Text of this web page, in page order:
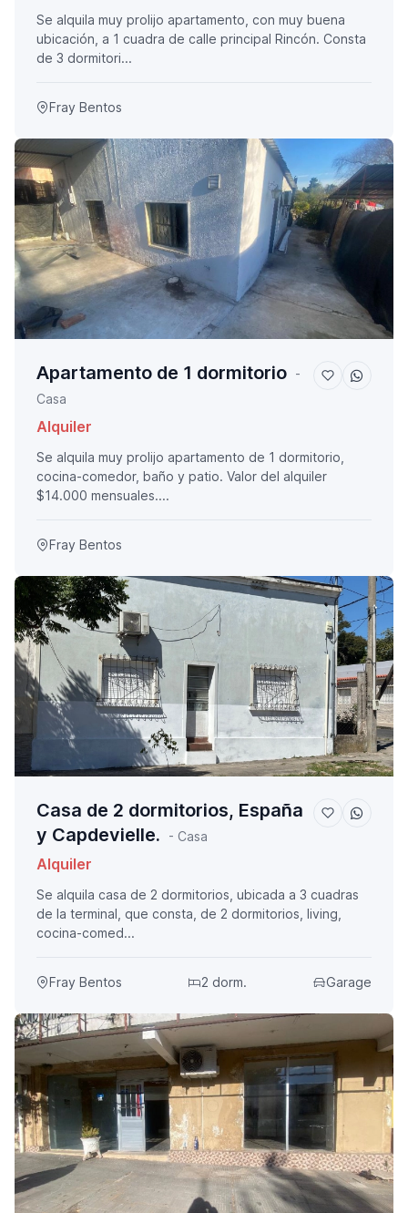
Se alquila muy prolijo apartamento, con muy buena
ubicación, a 1 cuadra de calle principal Rincón. Consta
de 3 dormitori...
Fray Bentos
Apartamento de 1 dormitorio -
Casa
Alquiler
Se alquila muy prolijo apartamento de 1 dormitorio,
cocina-comedor, baño y patio. Valor del alquiler
$14.000 mensuales....
Fray Bentos
Casa de 2 dormitorios, España
y Capdevielle.
- Casa
Alquiler
Se alquila casa de 2 dormitorios, ubicada a 3 cuadras
de la terminal, que consta, de 2 dormitorios, living,
cocina-comed...
Fray Bentos 2 dorm. Garage